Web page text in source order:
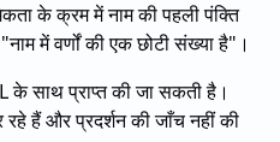
के क्रम में नाम की पहली पंक्ति
में वर्णों की एक छोटी संख्या है"।
के साथ प्राप्त की जा सकती है।
हैं और प्रदर्शन की जाँच नहीं की